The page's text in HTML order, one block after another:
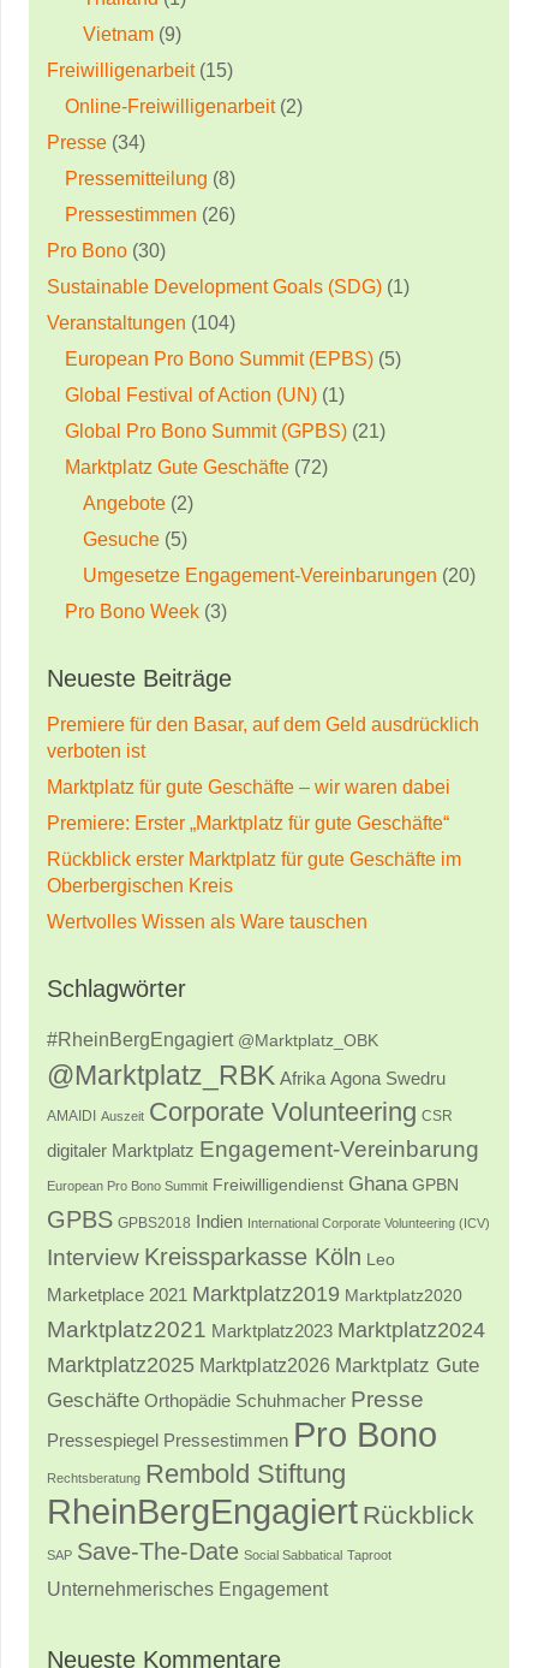
Vietnam (9)
Freiwilligenarbeit(15)
Online-Freiwilligenarbeit(2)
Presse (34)
Pressemitteilung (8)
Pressestimmen (26)
Pro Bono (30)
Sustainable Development Goals (SDG) (1)
Veranstaltungen (104)
European Pro Bono Summit (EPBS) (5)
Global Festival of Action (UN) (1)
Global Pro Bono Summit (GPBS) (21)
Marktplatz Gute Geschäfte (72)
Angebote (2)
Gesuche (5)
Umgesetze Engagement-Vereinbarungen (20)
Pro Bono Week (3)
Neueste Beiträge
Premiere für den Basar, auf dem Geld ausdrücklich
verboten ist
Marktplatz für gute Geschäfte – wir waren dabei
Premiere: Erster „Marktplatz für gute Geschäfte“
Rückblick erster Marktplatz für gute Geschäfte im
Oberbergischen Kreis
Wertvolles Wissen als Ware tauschen
Schlagwörter
#RheinBergEngagiert @Marktplatz_OBK
@Marktplatz_RBK Afrika Agona Swedru
AMAIDI Auszeit Corporate Volunteering CSR
digitaler Marktplatz Engagement-Vereinbarung
European Pro Bono Summit Freiwilligendienst Ghana GPBN
GPBS GPBS2018 Indien International Corporate Volunteering (ICV)
Interview Kreissparkasse Köln Leo
Marketplace 2021 Marktplatz2019 Marktplatz2020
Marktplatz2021 Marktplatz2023 Marktplatz2024
Marktplatz2025 Marktplatz2026 Marktplatz Gute
Geschäfte Orthopädie Schuhmacher Presse
Pressespiegel Pressestimmen Pro Bono
Rechtsberatung Rembold Stiftung
RheinBergEngagiert Rückblick
SAP Save-The-Date Social Sabbatical Taproot
Unternehmerisches Engagement
Neueste Kommentare